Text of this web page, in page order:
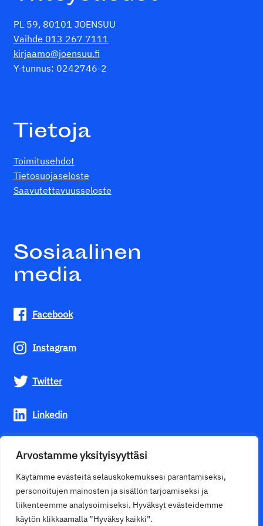
Arvostamme yksityisyyttäsi
Käytämme evästeitä selauskokemuksesi parantamiseksi,
personoitujen mainosten ja sisällön tarjoamiseksi ja
liikenteemme analysoimiseksi. Hyväksyt evästeidemme
käytön klikkaamalla ”Hyväksy kaikki”.
PL 59, 80101 JOENSUU
Vaihde 013 267 7111
kirjaamo@joensuu.fi
Y-tunnus: 0242746-2
Tietoja
Toimitusehdot
Tietosuojaseloste
Saavutettavuusseloste
Sosiaalinen
media
Facebook
Instagram
Twitter
Linkedin